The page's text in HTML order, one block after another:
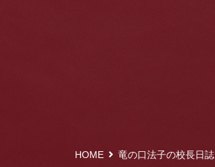
HOME 竜の口法子の校長日誌